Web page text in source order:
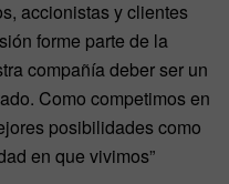
accionistas y clientes
forme parte de la
compañía deber ser un
Como competimos en
posibilidades como
en que vivimos”